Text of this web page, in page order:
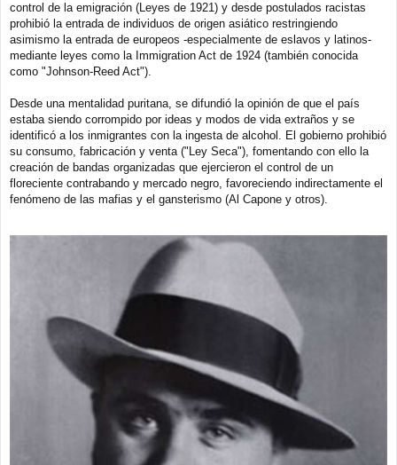
control de la emigración (Leyes de 1921) y desde postulados racistas
prohibió la entrada de individuos de origen asiático restringiendo
asimismo la entrada de europeos -especialmente de eslavos y latinos-
mediante leyes como la Immigration Act de 1924 (también conocida
como "Johnson-Reed Act").
Desde una mentalidad puritana, se difundió la opinión de que el país
estaba siendo corrompido por ideas y modos de vida extraños y se
identificó a los inmigrantes con la ingesta de alcohol. El gobierno prohibió
su consumo, fabricación y venta ("Ley Seca"), fomentando con ello la
creación de bandas organizadas que ejercieron el control de un
floreciente contrabando y mercado negro, favoreciendo indirectamente el
fenómeno de las mafias y el gansterismo (Al Capone y otros).